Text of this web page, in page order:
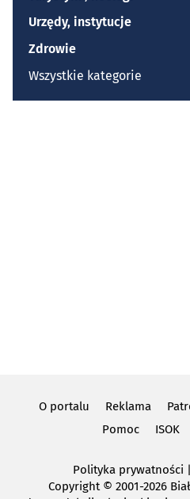
Urzędy, instytucje
Zdrowie
Wszystkie kategorie
O portalu Reklama
Pomoc
ISOK
Polityka prywatności |
Copyright © 2001-2026